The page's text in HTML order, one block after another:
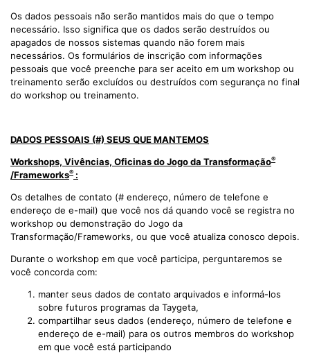
Os dados pessoais não serão mantidos mais do que o tempo
necessário. Isso significa que os dados serão destruídos ou
apagados de nossos sistemas quando não forem mais
necessários. Os formulários de inscrição com informações
pessoais que você preenche para ser aceito em um workshop ou
treinamento serão excluídos ou destruídos com segurança no final
do workshop ou treinamento.
DADOS PESSOAIS (#) SEUS QUE MANTEMOS
Workshops, Vivências, Oficinas do Jogo da Transformação®
/Frameworks® :
Os detalhes de contato (# endereço, número de telefone e
endereço de e-mail) que você nos dá quando você se registra no
workshop ou demonstração do Jogo da
Transformação/Frameworks, ou que você atualiza conosco depois.
Durante o workshop em que você participa, perguntaremos se
você concorda com:
manter seus dados de contato arquivados e informá-los
sobre futuros programas da Taygeta,
compartilhar seus dados (endereço, número de telefone e
endereço de e-mail) para os outros membros do workshop
em que você está participando